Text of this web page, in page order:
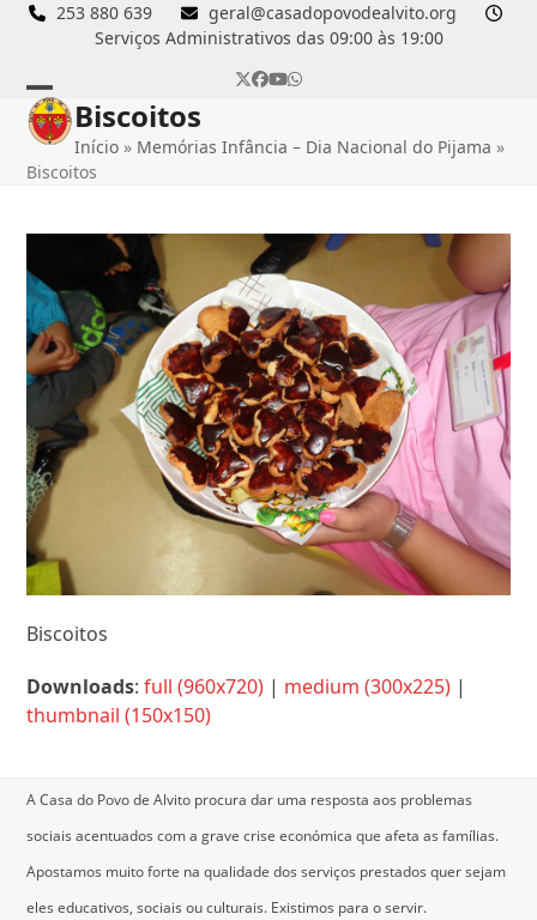
Skip
253 880 639
geral@casadopovodealvito.org
Serviços Administrativos das 09:00 às 19:00
Twitter
Facebook
YouTube
Whatsapp
Open
mobile
Close
mobile
Biscoitos
Início » Memórias Infância – Dia Nacional do Pijama »
Biscoitos
Biscoitos
Downloads:full (960x720) | medium (300x225) |
thumbnail (150x150)
A Casa do Povo de Alvito procura dar uma resposta aos problemas
sociais acentuados com a grave crise económica que afeta as famílias.
Apostamos muito forte na qualidade dos serviços prestados quer sejam
eles educativos, sociais ou culturais. Existimos para o servir.